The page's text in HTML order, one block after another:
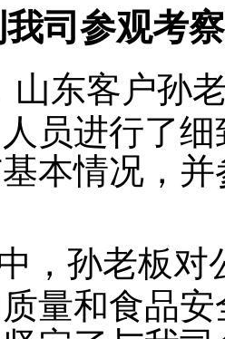
司参观考察
山东客户孙
员进行了
本情况，
，孙老板对
量和食品